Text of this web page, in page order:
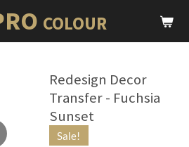
COLOUR
Redesign Decor
Transfer - Fuchsia
Sunset
Sale!